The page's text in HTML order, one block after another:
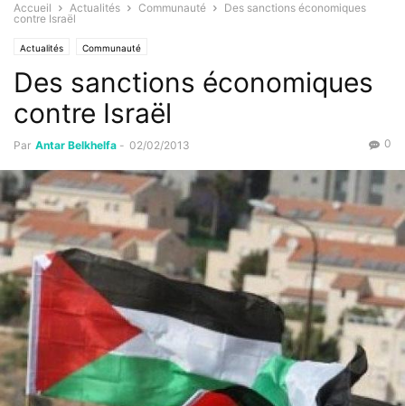
Accueil Actualités Communauté
Des sanctions économiques
contre Israël
Actualités Communauté
Des sanctions économiques
contre Israël
Par Antar Belkhelfa - 02/02/2013 0